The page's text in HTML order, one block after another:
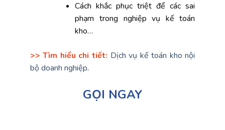
Cách khắc phục triệt để các sai
phạm trong nghiệp vụ kế toán
kho…
>> Tìm hiểu chi tiết: Dịch vụ kế toán kho nội
bộ doanh nghiệp.
GỌI NGAY